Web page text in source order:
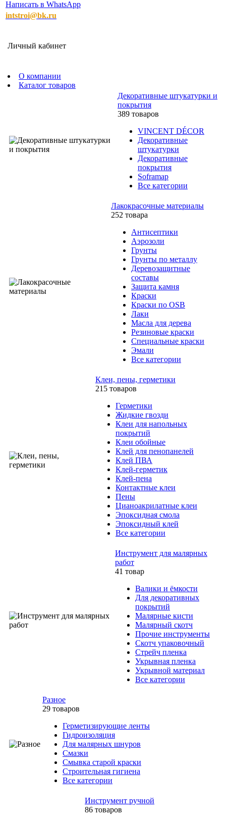
Написать в WhatsApp
intstroi@bk.ru
Личный кабинет
О компании
Каталог товаров
Декоративные штукатурки и
покрытия
389 товаров
VINCENT DÉCOR
Декоративные
штукатурки
Декоративные
покрытия
Soframap
Все категории
Лакокрасочные материалы
252 товара
Антисептики
Аэрозоли
Грунты
Грунты по металлу
Деревозащитные
составы
Защита камня
Краски
Краски по OSB
Лаки
Масла для дерева
Резиновые краски
Специальные краски
Эмали
Все категории
Клеи, пены, герметики
215 товаров
Герметики
Жидкие гвозди
Клеи для напольных
покрытий
Клеи обойные
Клей для пенопанелей
Клей ПВА
Клей-герметик
Клей-пена
Контактные клеи
Пены
Цианоакрилатные клеи
Эпоксидная смола
Эпоксидный клей
Все категории
Инструмент для малярных
работ
41 товар
Валики и ёмкости
Для декоративных
покрытий
Малярные кисти
Малярный скотч
Прочие инструменты
Скотч упаковочный
Стрейч пленка
Укрывная пленка
Укрывной материал
Все категории
Разное
29 товаров
Герметизирующие ленты
Гидроизоляция
Для малярных шнуров
Смазки
Смывка старой краски
Строительная гигиена
Все категории
Инструмент ручной
86 товаров